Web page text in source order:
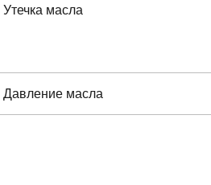
Утечка масла
Давление масла